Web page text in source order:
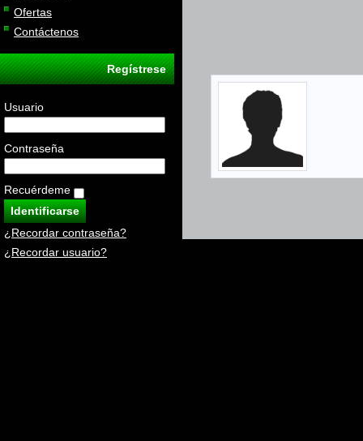
Ofertas
Contáctenos
Regístrese
Usuario
Contraseña
Recuérdeme
¿Recordar contraseña?
¿Recordar usuario?